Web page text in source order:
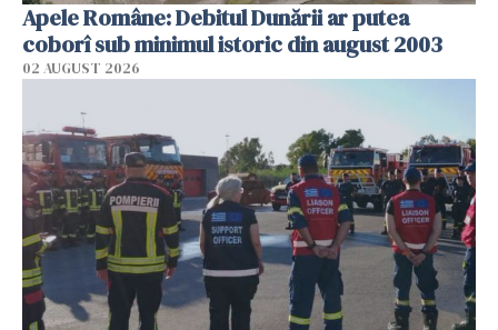
Apele Române: Debitul Dunării ar putea
coborî sub minimul istoric din august 2003
02 AUGUST 2026